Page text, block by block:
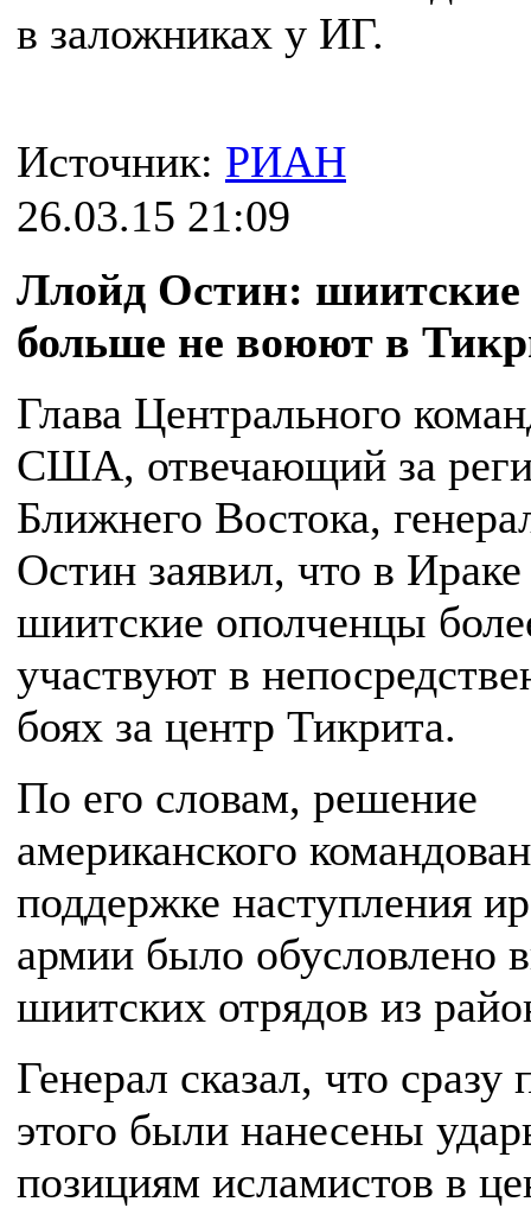
в заложниках у ИГ.
Источник: РИАН
26.03.15 21:09
Ллойд Остин: шиитские
больше не воюют в
Глава Центрального
США, отвечающий за
Ближнего Востока,
Остин заявил, что в Ираке
шиитские ополченцы
участвуют в
боях за центр Тикрита.
По его словам, решение
американского
поддержке наступления
армии было обусловлено
шиитских отрядов из
Генерал сказал, что сразу
этого были нанесены
позициям исламистов в